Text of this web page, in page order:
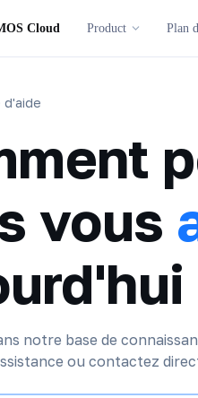
Cloud Product Plan
d'aide
vous
notre base de
ou contactez